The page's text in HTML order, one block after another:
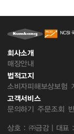
회사소개
매장안내
법적고지
소비자피해보상보험
고객서비스
문의하기 주문조회
상호 : ㈜금강 | 대표